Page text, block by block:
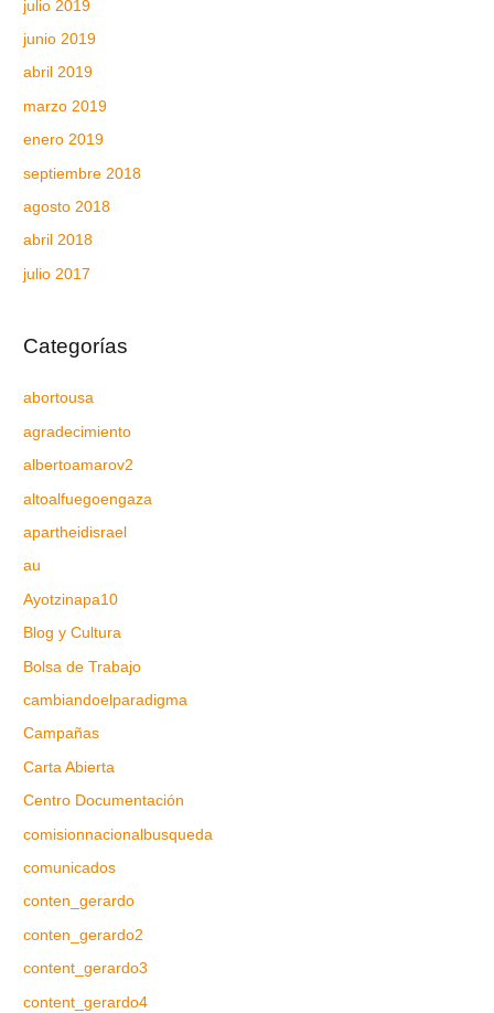
julio 2019
junio 2019
abril 2019
marzo 2019
enero 2019
septiembre 2018
agosto 2018
abril 2018
julio 2017
Categorías
abortousa
agradecimiento
albertoamarov2
altoalfuegoengaza
apartheidisrael
au
Ayotzinapa10
Blog y Cultura
Bolsa de Trabajo
cambiandoelparadigma
Campañas
Carta Abierta
Centro Documentación
comisionnacionalbusqueda
comunicados
conten_gerardo
conten_gerardo2
content_gerardo3
content_gerardo4